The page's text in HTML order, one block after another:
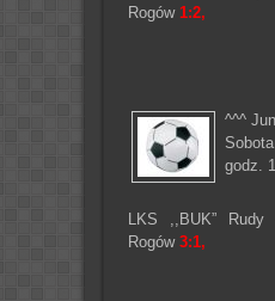
Rogów 1:2,
^^^
godz.
LKS ,,BUK” Rudy
Rogów 3:1,